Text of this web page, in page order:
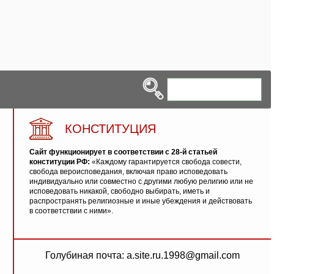
КОНСТИТУЦИЯ
Сайт функционирует в соответствии с 28-й статьей
конституции РФ: «Каждому гарантируется свобода совести,
свобода вероисповедания, включая право исповедовать
индивидуально или совместно с другими любую религию или не
исповедовать никакой, свободно выбирать, иметь и
распространять религиозные и иные убеждения и действовать
в соответствии с ними».
Голубиная почта: a.site.ru.1998@gmail.com